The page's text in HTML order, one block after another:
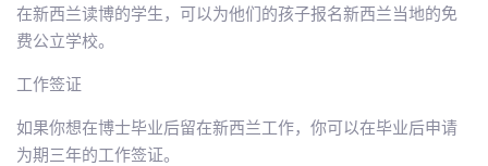
在新西兰读博的学生，可以为他们的孩子报名新西兰当地的免
费公立学校。
工作签证
如果你想在博士毕业后留在新西兰工作，你可以在毕业后申请
为期三年的工作签证。